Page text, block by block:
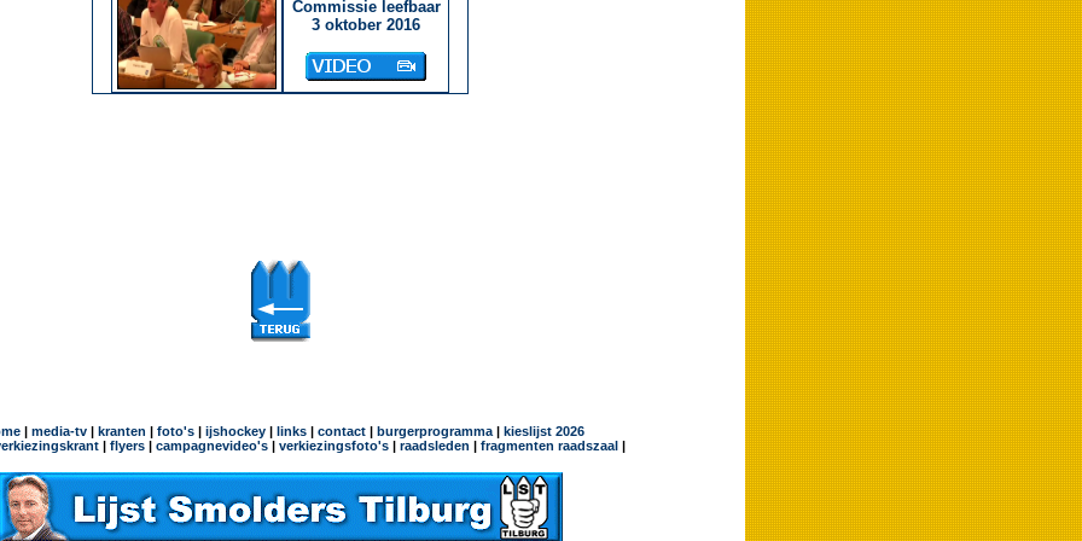
Commissie leefbaar
3 oktober 2016
| media-tv| kranten | foto's| ijshockey| links| contact|burgerprogramma| kieslijst 2026
| flyers | campagnevideo's | verkiezingsfoto's | raadsleden | fragmenten raadszaal |